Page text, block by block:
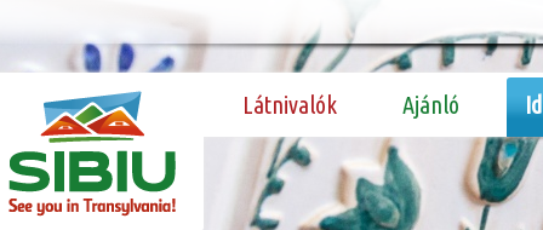
Látnivalók Ajánló